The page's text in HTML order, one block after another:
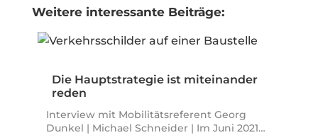
Weitere interessante Beiträge:
Die Hauptstrategie ist miteinander
reden
Interview mit Mobilitätsreferent Georg
Dunkel | Michael Schneider | Im Juni 2021…